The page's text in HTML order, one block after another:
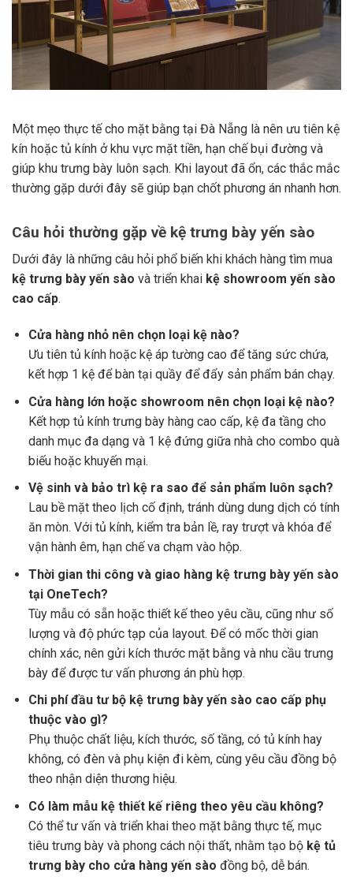
Một mẹo thực tế cho mặt bằng tại Đà Nẵng là nên ưu tiên kệ
kín hoặc tủ kính ở khu vực mặt tiền, hạn chế bụi đường và
giúp khu trưng bày luôn sạch. Khi layout đã ổn, các thắc mắc
thường gặp dưới đây sẽ giúp bạn chốt phương án nhanh hơn.
Câu hỏi thường gặp về kệ trưng bày yến sào
Dưới đây là những câu hỏi phổ biến khi khách hàng tìm mua
kệ trưng bày yến sào và triển khai kệ showroom yến sào
cao cấp.
Cửa hàng nhỏ nên chọn loại kệ nào?
Ưu tiên tủ kính hoặc kệ áp tường cao để tăng sức chứa,
kết hợp 1 kệ để bàn tại quầy để đẩy sản phẩm bán chạy.
Cửa hàng lớn hoặc showroom nên chọn loại kệ nào?
Kết hợp tủ kính trưng bày hàng cao cấp, kệ đa tầng cho
danh mục đa dạng và 1 kệ đứng giữa nhà cho combo quà
biếu hoặc khuyến mại.
Vệ sinh và bảo trì kệ ra sao để sản phẩm luôn sạch?
Lau bề mặt theo lịch cố định, tránh dùng dung dịch có tính
ăn mòn. Với tủ kính, kiểm tra bản lề, ray trượt và khóa để
vận hành êm, hạn chế va chạm vào hộp.
Thời gian thi công và giao hàng kệ trưng bày yến sào
tại OneTech?
Tùy mẫu có sẵn hoặc thiết kế theo yêu cầu, cũng như số
lượng và độ phức tạp của layout. Để có mốc thời gian
chính xác, nên gửi kích thước mặt bằng và nhu cầu trưng
bày để được tư vấn phương án phù hợp.
Chi phí đầu tư bộ kệ trưng bày yến sào cao cấp phụ
thuộc vào gì?
Phụ thuộc chất liệu, kích thước, số tầng, có tủ kính hay
không, có đèn và phụ kiện đi kèm, cùng yêu cầu đồng bộ
theo nhận diện thương hiệu.
Có làm mẫu kệ thiết kế riêng theo yêu cầu không?
Có thể tư vấn và triển khai theo mặt bằng thực tế, mục
tiêu trưng bày và phong cách nội thất, nhằm tạo bộ kệ tủ
trưng bày cho cửa hàng yến sào đồng bộ, dễ bán.